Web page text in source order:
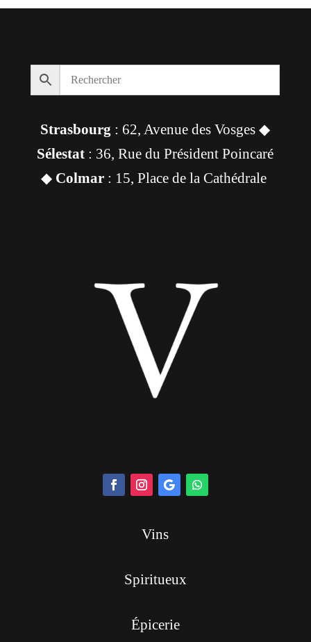
Strasbourg : 62, Avenue des Vosges ◆
Sélestat : 36, Rue du Président Poincaré
◆ Colmar: 15, Place de la Cathédrale
Vins
Spiritueux
Épicerie